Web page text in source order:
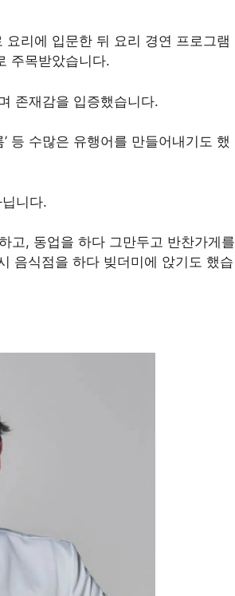
요리에 입문한 뒤 요리 경연 프로그램
주목받았습니다.
존재감을 입증했습니다.
등 수많은 유행어를 만들어내기도 했
니다.
고, 동업을 하다 그만두고 반찬가게를
음식점을 하다 빚더미에 앉기도 했습